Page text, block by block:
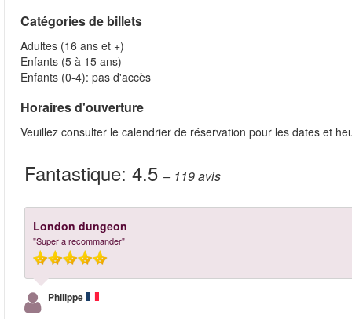
Catégories de billets
Adultes (16 ans et +)
Enfants (5 à 15 ans)
Enfants (0-4): pas d'accès
Horaires d'ouverture
Veuillez consulter le calendrier de réservation pour les dates et
Fantastique: 4.5 – 119avis
London dungeon
"Super a recommander"
Philippe